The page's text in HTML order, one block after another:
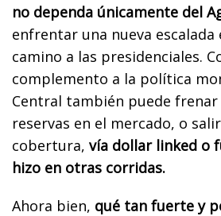
no dependa únicamente del
enfrentar una nueva escalada
camino a las presidenciales.
complemento a la política
Central también puede frenar
reservas en el mercado, o
cobertura, vía dollar linked o
hizo en otras corridas.
Ahora bien, qué tan fuerte y